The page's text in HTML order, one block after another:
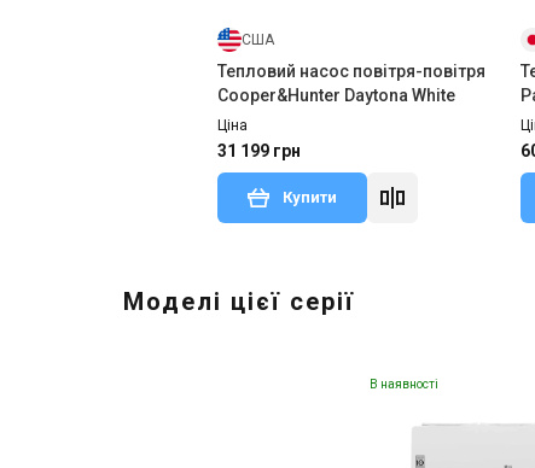
США
Тепловий насос повітря-повітря
Cooper&Hunter Daytona White
Ціна
31 199 грн
Купити
Моделі цієї серії
В наявності